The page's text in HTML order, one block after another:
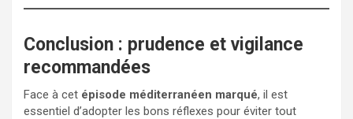
Conclusion : prudence et vigilance
recommandées
Face à cet épisode méditerranéen marqué, il est
essentiel d’adopter les bons réflexes pour éviter tout